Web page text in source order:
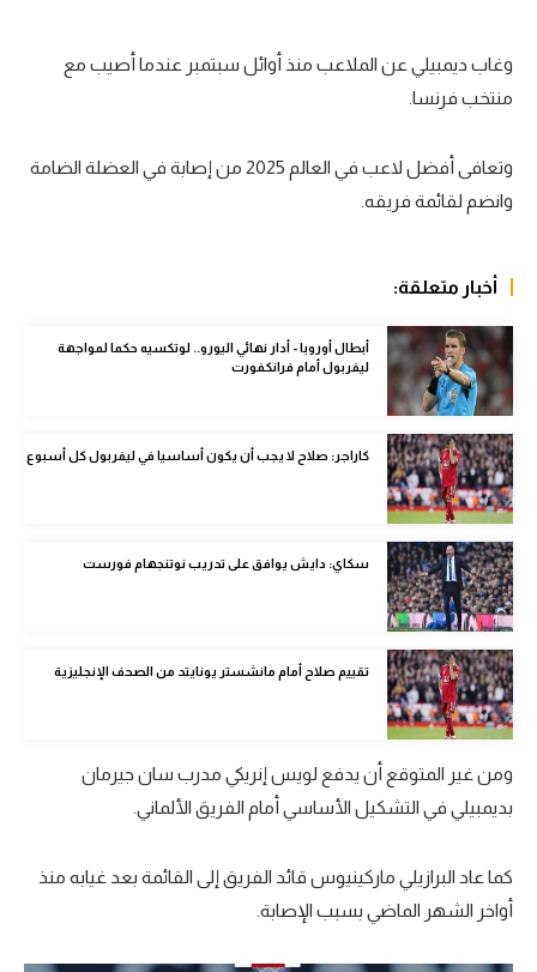
سعودي في الجول
الدوري الإسباني
القسم الثاني
رياضات أخرى
أمم إفريقيا
كرة السلة الأمريكية
كرة سلة
كرة طائرة
الوطن العربي
في المونديال
رياضة نسائية
آسيا
أمريكا
ركن الألعاب
وغاب ديمبيلي عن الملاعب منذ أوائل سبتمبر عندما أصيب مع
منتخب فرنسا.
وتعافى أفضل لاعب في العالم 2025 من إصابة في العضلة الضامة
وانضم لقائمة فريقه.
أخبار متعلقة:
أبطال أوروبا - أدار نهائي اليورو.. لوتكسيه حكما لمواجهة
ليفربول أمام فرانكفورت
كاراجر: صلاح لا يجب أن يكون أساسيا في ليفربول كل أسبوع
سكاي: دايش يوافق على تدريب نوتنجهام فورست
تقييم صلاح أمام مانشستر يونايتد من الصحف الإنجليزية
ومن غير المتوقع أن يدفع لويس إنريكي مدرب سان جيرمان
بديمبيلي في التشكيل الأساسي أمام الفريق الألماني.
كما عاد البرازيلي ماركينيوس قائد الفريق إلى القائمة بعد غيابه منذ
أواخر الشهر الماضي بسبب الإصابة.